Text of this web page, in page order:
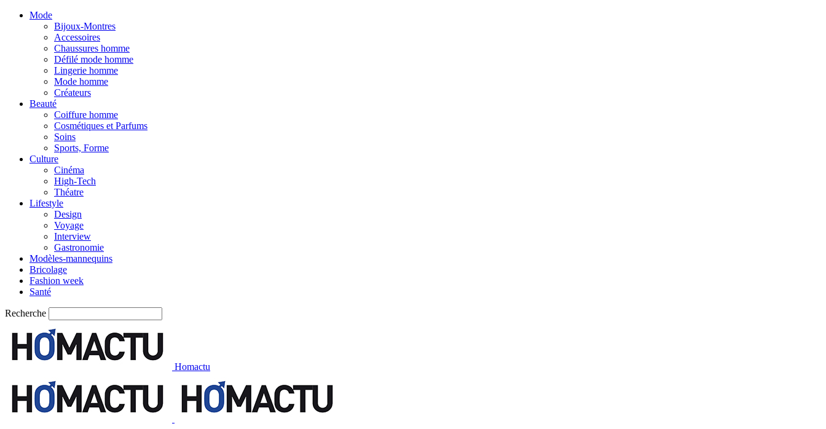
Mode
Bijoux-Montres
Accessoires
Chaussures homme
Défilé mode homme
Lingerie homme
Mode homme
Créateurs
Beauté
Coiffure homme
Cosmétiques et Parfums
Soins
Sports, Forme
Culture
Cinéma
High-Tech
Théatre
Lifestyle
Design
Voyage
Interview
Gastronomie
Modèles-mannequins
Bricolage
Fashion week
Santé
Recherche
Homactu